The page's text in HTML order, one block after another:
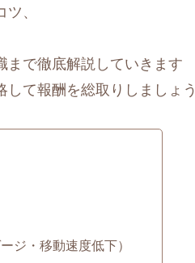
、
まで徹底解説していきます
して報酬を総取りしましょう
ジ・移動速度低下）